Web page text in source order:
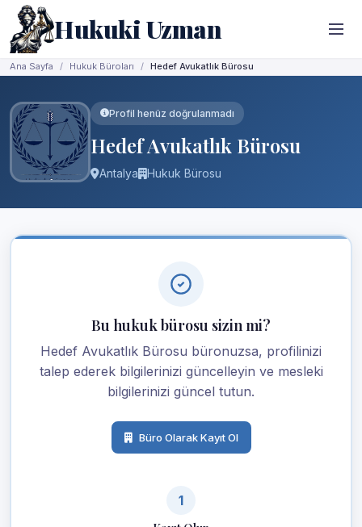
Hukuki Uzman
Ana Sayfa Hukuk Büroları Hedef Avukatlık Bürosu
Profil henüz doğrulanmadı
Hedef Avukatlık Bürosu
Antalya Hukuk Bürosu
Bu hukuk bürosu sizin mi?
Hedef Avukatlık Bürosu büronuzsa, profilinizi
talep ederek bilgilerinizi güncelleyin ve mesleki
bilgilerinizi güncel tutun.
Büro Olarak Kayıt Ol
1